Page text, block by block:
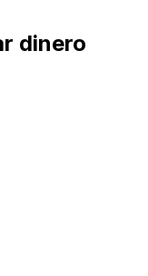
dinero